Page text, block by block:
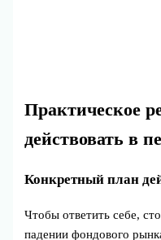
Практическое
действовать в
Конкретный план
Чтобы ответить себе,
падении фондового